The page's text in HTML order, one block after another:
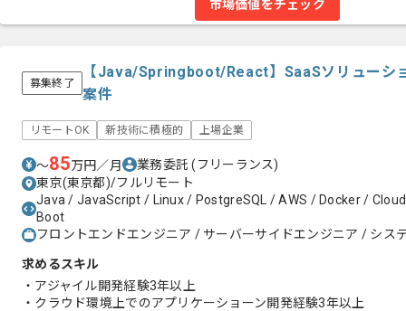
市場価値をチェック
募集終了
【Java/Springboot/React】SaaSソリューシ
案件
リモートOK 新技術に積極的 上場企業
〜85万円／月 業務委託(フリーランス)
東京(東京都)/フルリモート
Java / JavaScript / Linux / PostgreSQL / AWS / Docker /
Boot
フロントエンドエンジニア / サーバーサイドエンジニア / シス
求めるスキル
・アジャイル開発経験3年以上
・クラウド環境上でのアプリケーショーン開発経験3年以上